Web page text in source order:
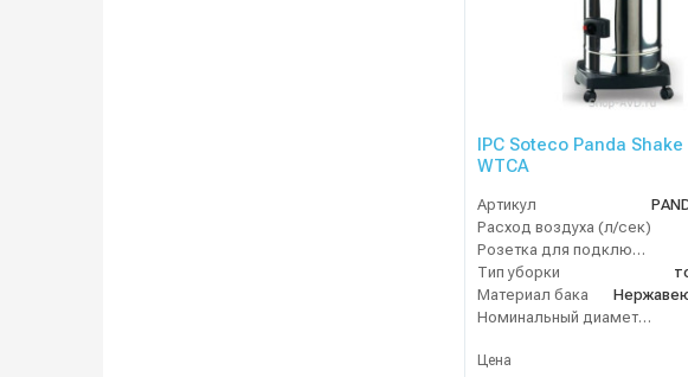
IPC Soteco Panda Shake
WTCA
Артикул
Расход воздуха (л/сек)
Розетка для подключения инструмента
Тип уборки
Материал бака
Номинальный диаметр принадлежностей (мм)
Цена